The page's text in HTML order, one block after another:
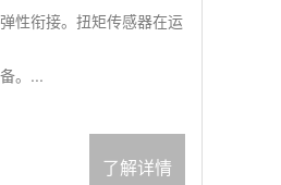
性衔接。扭矩传感器在运
。...
了解详情